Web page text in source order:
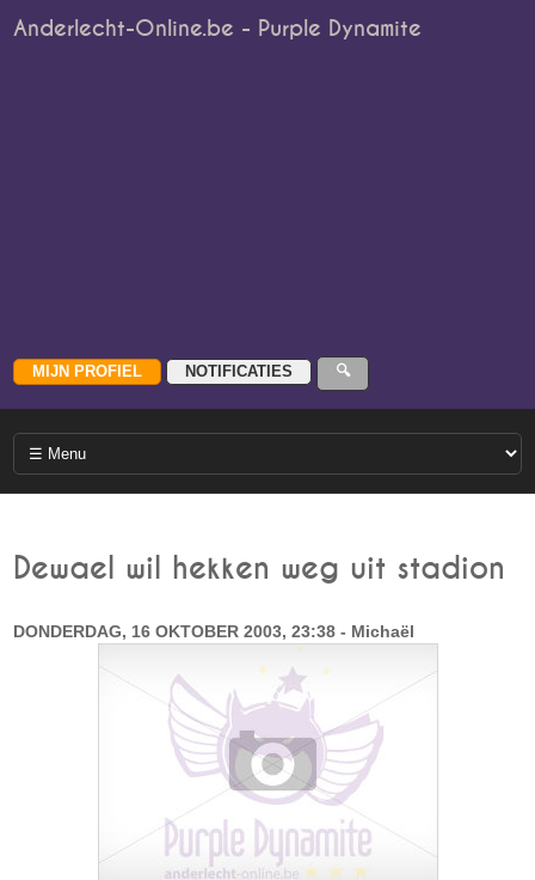
Anderlecht-Online.be - Purple Dynamite
Dewael wil hekken weg uit stadion
DONDERDAG, 16 OKTOBER 2003, 23:38 - Michaël